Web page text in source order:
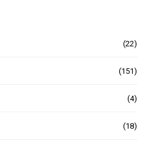
(22)
(151)
(4)
(18)